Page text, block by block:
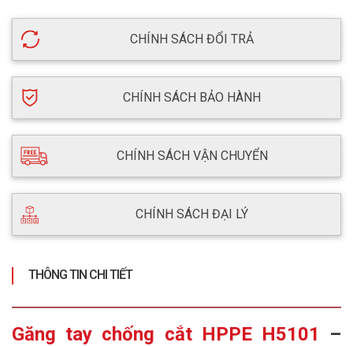
CHÍNH SÁCH ĐỔI TRẢ
CHÍNH SÁCH BẢO HÀNH
CHÍNH SÁCH VẬN CHUYỂN
CHÍNH SÁCH ĐẠI LÝ
THÔNG TIN CHI TIẾT
Găng tay chống cắt HPPE H5101 –